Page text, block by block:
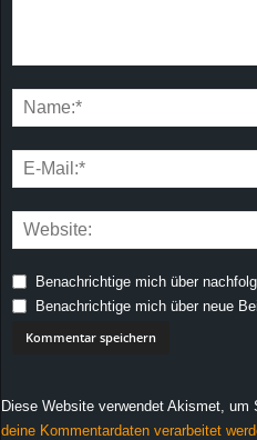
Benachrichtige mich über
Benachrichtige mich über neue
Diese Website verwendet Akismet, um
deine Kommentardaten verarbeitet